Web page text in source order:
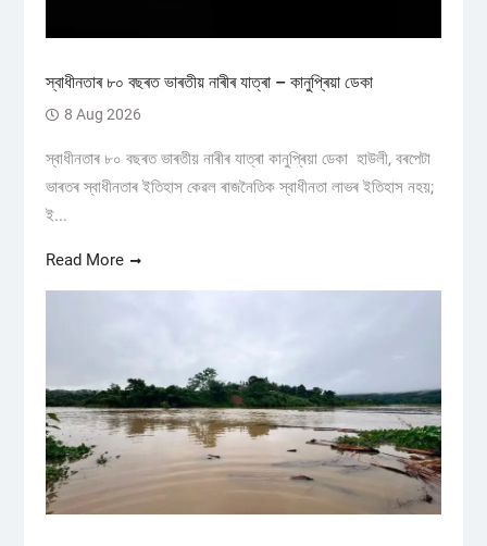
স্বাধীনতাৰ ৮০ বছৰত ভাৰতীয় নাৰীৰ যাত্ৰা – কানুপ্ৰিয়া ডেকা
8 Aug 2026
স্বাধীনতাৰ ৮০ বছৰত ভাৰতীয় নাৰীৰ যাত্ৰা কানুপ্ৰিয়া ডেকা হাউলী, বৰপেটা
ভাৰতৰ স্বাধীনতাৰ ইতিহাস কেৱল ৰাজনৈতিক স্বাধীনতা লাভৰ ইতিহাস নহয়;
ই...
Read More